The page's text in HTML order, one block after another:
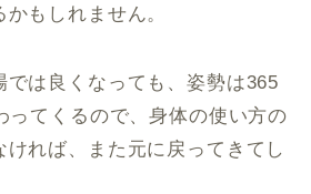
もしれません。
では良くなっても、姿勢は365
ってくるので、身体の使い方の
れば、また元に戻ってきてし